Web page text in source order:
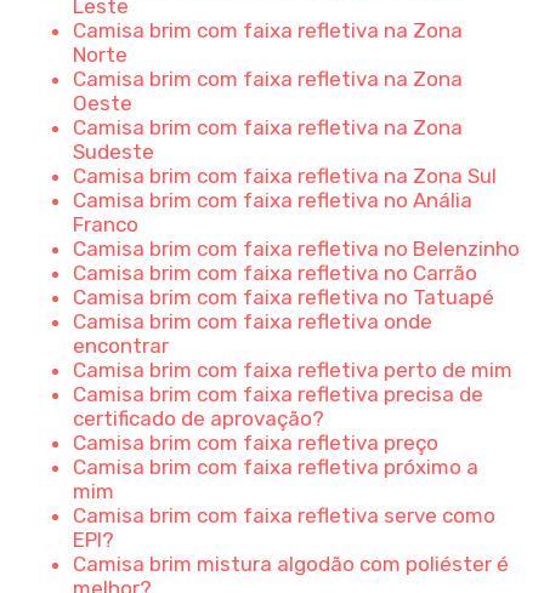
Leste
Camisa brim com faixa refletiva na Zona
Norte
Camisa brim com faixa refletiva na Zona
Oeste
Camisa brim com faixa refletiva na Zona
Sudeste
Camisa brim com faixa refletiva na Zona Sul
Camisa brim com faixa refletiva no Anália
Franco
Camisa brim com faixa refletiva no Belenzinho
Camisa brim com faixa refletiva no Carrão
Camisa brim com faixa refletiva no Tatuapé
Camisa brim com faixa refletiva onde
encontrar
Camisa brim com faixa refletiva perto de mim
Camisa brim com faixa refletiva precisa de
certificado de aprovação?
Camisa brim com faixa refletiva preço
Camisa brim com faixa refletiva próximo a
mim
Camisa brim com faixa refletiva serve como
EPI?
Camisa brim mistura algodão com poliéster é
melhor?